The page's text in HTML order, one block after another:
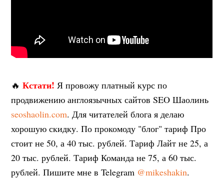
🔥Кстати! Я провожу платный курс по
продвижению англоязычных сайтов SEO Шаолинь
seoshaolin.com. Для читателей блога я делаю
хорошую скидку. По прокомоду "блог" тариф Про
стоит не 50, а 40 тыс. рублей. Тариф Лайт не 25, а
20 тыс. рублей. Тариф Команда не 75, а 60 тыс.
рублей. Пишите мне в Telegram @mikeshakin.